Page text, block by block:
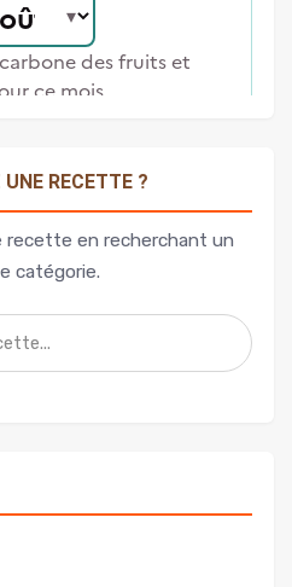
RECETTE ?
recette en recherchant un
catégorie.